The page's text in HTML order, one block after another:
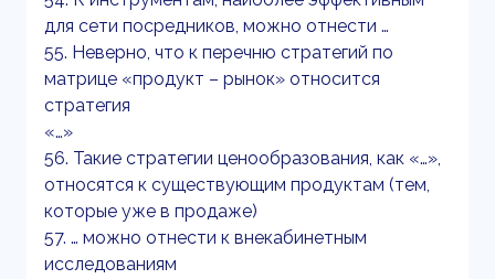
для сети посредников, можно отнести …
55. Неверно, что к перечню стратегий по
матрице «продукт – рынок» относится
стратегия
«…»
56. Такие стратегии ценообразования, как «…»,
относятся к существующим продуктам (тем,
которые уже в продаже)
57. … можно отнести к внекабинетным
исследованиям